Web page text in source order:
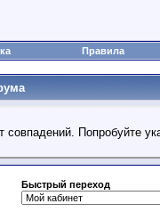
Правила
совпадений. Попробуйте
Быстрый переход